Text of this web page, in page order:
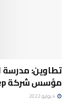
تطاوين: مدرسة
مؤسس شركة Insta Deep